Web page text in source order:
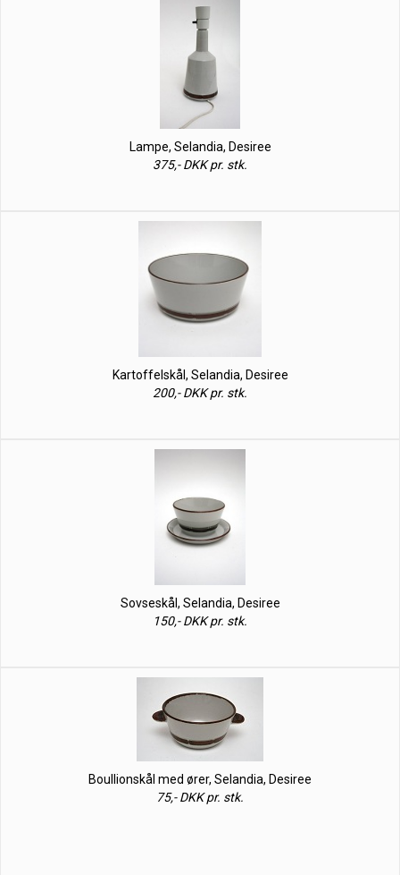
Lampe, Selandia, Desiree
375,- DKK pr. stk.
Kartoffelskål, Selandia, Desiree
200,- DKK pr. stk.
Sovseskål, Selandia, Desiree
150,- DKK pr. stk.
Boullionskål med ører, Selandia, Desiree
75,- DKK pr. stk.